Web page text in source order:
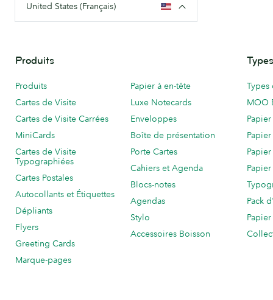
United States (Français)
Produits
Produits
Cartes de Visite
Cartes de Visite Carrées
MiniCards
Cartes de Visite
Typographiées
Cartes Postales
Autocollants et Étiquettes
Dépliants
Flyers
Greeting Cards
Marque-pages
Papier à en-tête
Luxe Notecards
Enveloppes
Boîte de présentation
Porte Cartes
Cahiers et Agenda
Blocs-notes
Agendas
Stylo
Accessoires Boisson
MOO
Pack